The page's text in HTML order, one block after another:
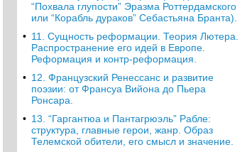
“Похвала глупости” Эразма Роттердамского
или “Корабль дураков” Себастьяна Бранта).
• 11. Сущность реформации. Теория Лютера.
Распространение его идей в Европе.
Реформация и контр-реформация.
• 12. Французский Ренессанс и развитие
поэзии: от Франсуа Вийона до Пьера
Ронсара.
• 13. “Гаргантюа и Пантагрюэль” Рабле:
структура, главные герои, жанр. Образ
Телемской обители, его смысл и значение.